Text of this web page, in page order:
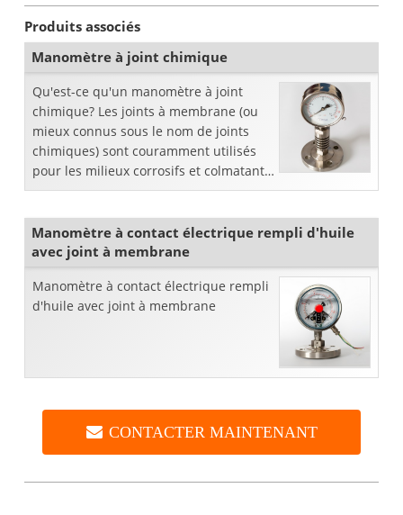
Produits associés
Manomètre à joint chimique
Qu'est-ce qu'un manomètre à joint
chimique? Les joints à membrane (ou
mieux connus sous le nom de joints
chimiques) sont couramment utilisés
pour les milieux corrosifs et colmatants
ainsi que pour certaines mesures
Manomètre à contact électrique rempli d'huile
avec joint à membrane
Manomètre à contact électrique rempli
d'huile avec joint à membrane
CONTACTER MAINTENANT